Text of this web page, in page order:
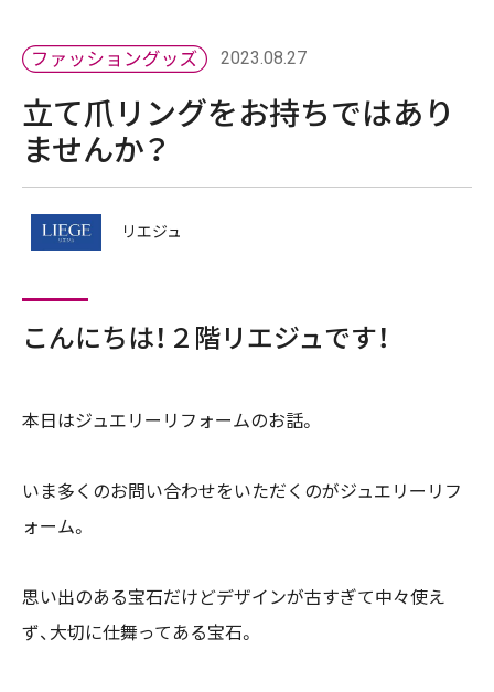
2023.08.27
立て爪リングをお持ちではあり
ませんか？
リエジュ
こんにちは！２階リエジュです！
本日はジュエリーリフォームのお話。
いま多くのお問い合わせをいただくのがジュエリーリフ
ォーム。
思い出のある宝石だけどデザインが古すぎて中々使え
ず、大切に仕舞ってある宝石。